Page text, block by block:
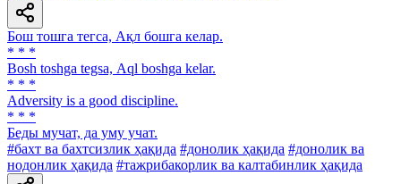
Бош тошга тегса, Ақл бошга келар.
* * *
Bosh toshga tegsa, Аql boshga kelar.
* * *
Adversity is a good discipline.
* * *
Беды мучат, да уму учат.
#бахт ва бахтсизлик ҳақида #донолик ҳақида #донолик ва
нодонлик ҳақида #тажрибакорлик ва калтабинлик ҳақида